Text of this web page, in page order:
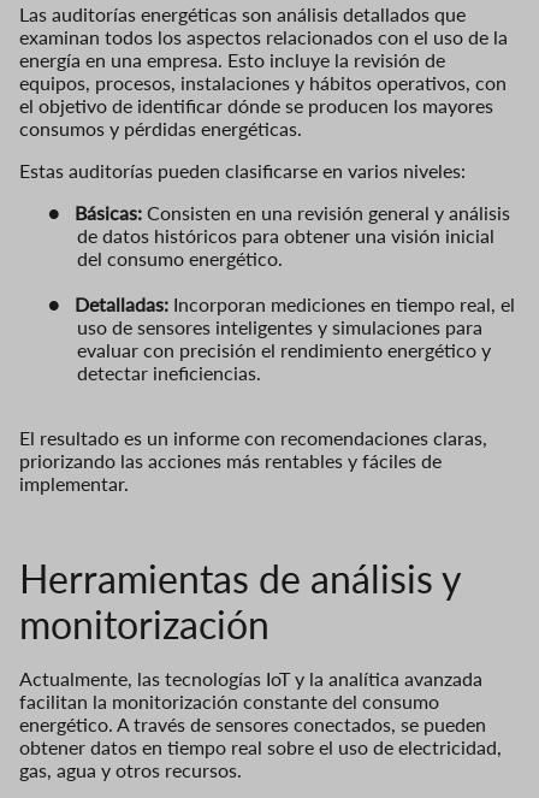
Las auditorías energéticas son análisis detallados que
examinan todos los aspectos relacionados con el uso de la
energía en una empresa. Esto incluye la revisión de
equipos, procesos, instalaciones y hábitos operativos, con
el objetivo de identificar dónde se producen los mayores
consumos y pérdidas energéticas.
Estas auditorías pueden clasificarse en varios niveles:
●
Básicas: Consisten en una revisión general y análisis
de datos históricos para obtener una visión inicial
del consumo energético.
●
Detalladas: Incorporan mediciones en tiempo real, el
uso de sensores inteligentes y simulaciones para
evaluar con precisión el rendimiento energético y
detectar ineficiencias.
El resultado es un informe con recomendaciones claras,
priorizando las acciones más rentables y fáciles de
implementar.
Herramientas de análisis y
monitorización
Actualmente, las tecnologías IoT y la analítica avanzada
facilitan la monitorización constante del consumo
energético. A través de sensores conectados, se pueden
obtener datos en tiempo real sobre el uso de electricidad,
gas, agua y otros recursos.